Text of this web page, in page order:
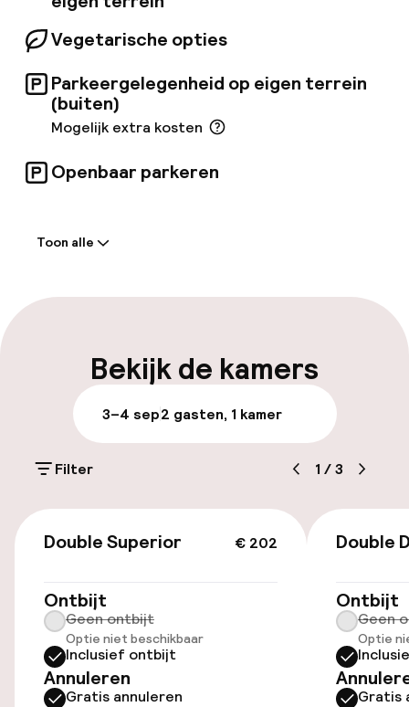
Vegetarische opties
Parkeergelegenheid op eigen terrein
(buiten)
Mogelijk extra kosten
Openbaar parkeren
Laat uitchecken mogelijk
Bagageruimte
Parkeren & mobiliteit
(buiten)
Mogelijk extra kosten
Openbaar parkeren
Oplaadpunt elektrische auto op
locatie
Toon alle
Bekijk de kamers
3–4 sep2 gasten, 1 kamer
Filter 1 /3
€ 202
Double Superior
Ontbijt
Geen ontbijt
Optie niet beschikbaar
Inclusief ontbijt
Annuleren
Gratis annuleren
Double
Ontbijt
Geen
Optie
Gratis